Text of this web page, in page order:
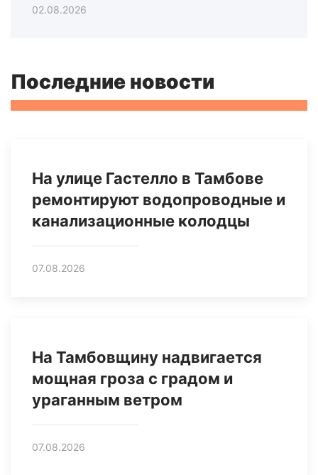
02.08.2026
Последние новости
На улице Гастелло в Тамбове
ремонтируют водопроводные и
канализационные колодцы
07.08.2026
На Тамбовщину надвигается
мощная гроза с градом и
ураганным ветром
07.08.2026